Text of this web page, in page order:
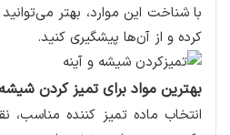
با شناخت این موارد، بهتر
کرده و از آن‌ها پیشگیری کنید.
بهترین مواد برای تمیز کردن
انتخاب ماده تمیز کننده